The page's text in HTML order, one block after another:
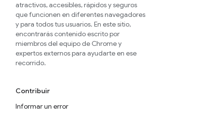
atractivos, accesibles, rápidos y seguros
que funcionen en diferentes navegadores
y para todos tus usuarios. En este sitio,
encontrarás contenido escrito por
miembros del equipo de Chrome y
expertos externos para ayudarte en ese
recorrido.
Contribuir
Informar un error